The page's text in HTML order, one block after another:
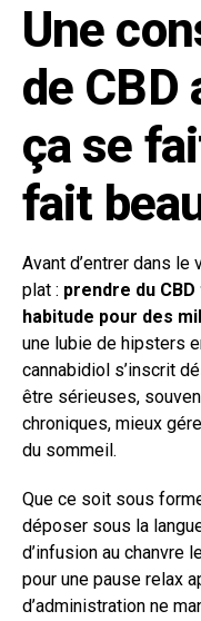
Une
de CBD
ça se
fait
Avant d’entrer dans
plat : prendre du
habitude pour des
une lubie de hipsters
cannabidiol s’inscrit
être sérieuses,
chroniques, mieux
du sommeil.
Que ce soit sous
déposer sous la
d’infusion au chanvre
pour une pause relax
d’administration ne